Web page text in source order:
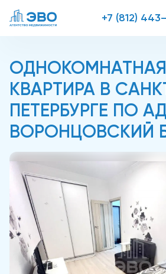
+7 (812)
ОДНОКОМНАТНАЯ
КВАРТИРА В
ПЕТЕРБУРГЕ ПО
ВОРОНЦОВСКИЙ